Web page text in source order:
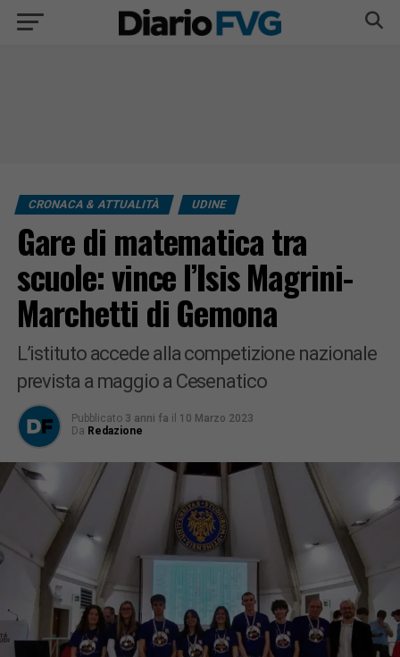
CRONACA & ATTUALITÀ UDINE
Gare di matematica tra
scuole: vince l’Isis Magrini-
Marchetti di Gemona
L’istituto accede alla competizione nazionale
prevista a maggio a Cesenatico
Pubblicato 3 anni fa il 10 Marzo 2023
Da Redazione